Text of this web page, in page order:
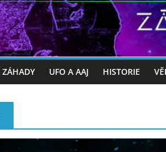
ZÁHADY UFO A AAJ HISTORIE